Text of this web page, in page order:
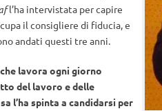
l’ha intervistata per capire
il consigliere di fiducia, e
andati questi tre anni.
lavora ogni giorno
del lavoro e delle
l’ha spinta a candidarsi per